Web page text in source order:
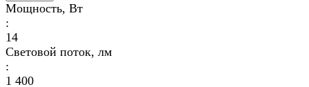
Мощность, Вт
:
14
Световой поток, лм
:
1 400